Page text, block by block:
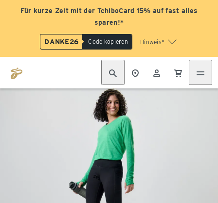
Für kurze Zeit mit der TchiboCard 15% auf fast alles
sparen!*
DANKE26 Code kopieren Hinweis*